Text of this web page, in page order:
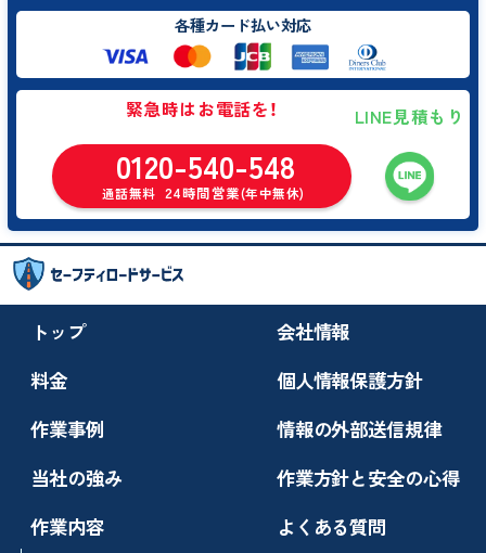
各種カード払い対応
緊急時はお電話を！
0120-540-548
通話無料 24時間営業(年中無休)
LINE見積もり
トップ
料金
作業事例
当社の強み
作業内容
会社情報
個人情報保護方針
情報の外部送信規律
作業方針と安全の心得
よくある質問